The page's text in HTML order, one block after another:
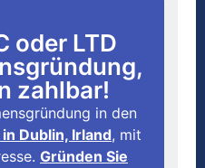
oder LTD
zahlbar!
in den
Dublin, Irland, mit
Gründen Sie